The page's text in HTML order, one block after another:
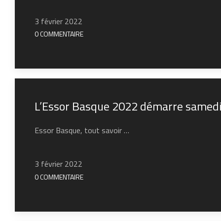
3 février 2022
0 COMMENTAIRE
L’Essor Basque 2022 démarre
Essor Basque, tout savoir …
3 février 2022
0 COMMENTAIRE